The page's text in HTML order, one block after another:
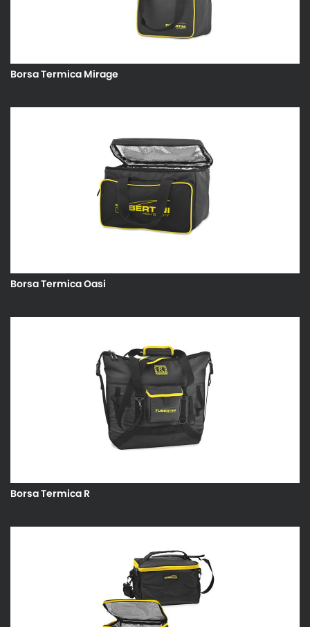
Borsa Termica Mirage
Borsa Termica Oasi
Borsa Termica R